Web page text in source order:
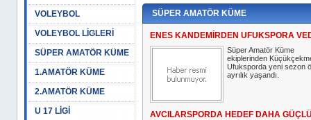
VOLEYBOL
VOLEYBOL LİGLERİ
SÜPER AMATÖR KÜME
1.AMATÖR KÜME
2.AMATÖR KÜME
U 17 LİGİ
SÜPER AMATÖR KÜME
ENES KANDEMİRDEN UFUKSPORA
Süper Amatör Küme
ekiplerinden
Ufuksporda yeni sezon
ayrılık yaşandı.
AVCILARSPORDA HEDEF DAHA